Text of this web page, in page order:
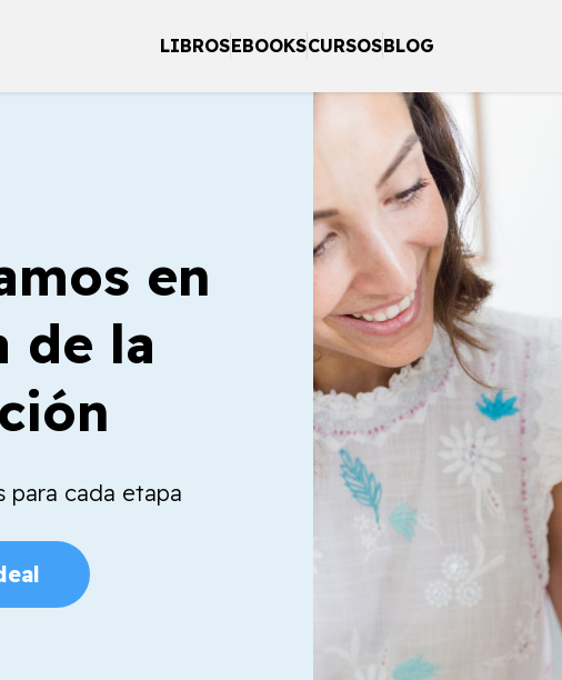
LIBROSEBOOKSCURSOSBLOG
en
de la
para cada etapa